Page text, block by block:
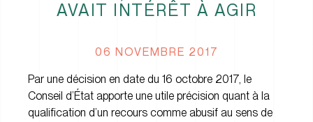
AVAIT INTÉRÊT À AGIR
06 NOVEMBRE 2017
Par une décision en date du 16 octobre 2017, le
Conseil d’État apporte une utile précision quant à la
qualification d’un recours comme abusif au sens de